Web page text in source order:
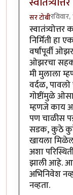
सर टोबी
निर्मिती हा
वर्षांपूर्वी
ओझरचा
मी मुलाला
वर्दळ,
गोष्टींमुळे
म्हणजे काय
पण चाळीस
सडक, कुठे
खायला
अशा
झाली आहे.
अभिनिवेश
नव्हता.